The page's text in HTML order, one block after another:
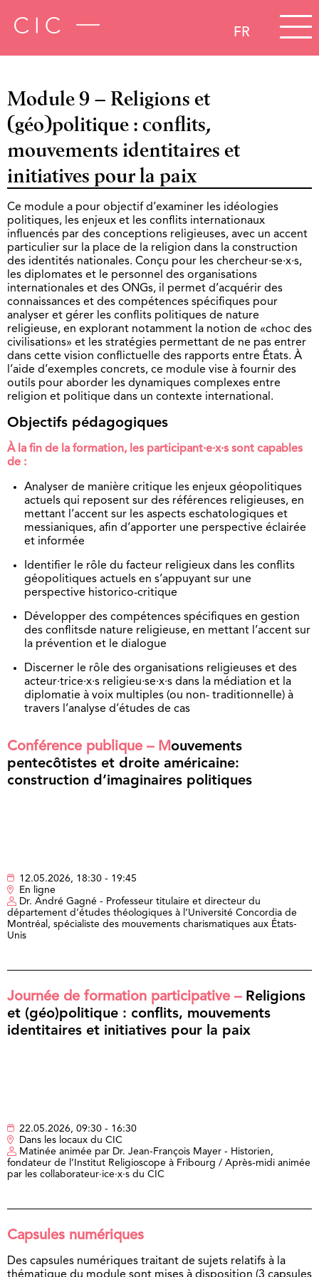
FR
Module 9 – Religions et
(géo)politique : conflits,
mouvements identitaires et
initiatives pour la paix
Ce module a pour objectif d’examiner les idéologies
politiques, les enjeux et les conflits internationaux
influencés par des conceptions religieuses, avec un accent
particulier sur la place de la religion dans la construction
des identités nationales. Conçu pour les chercheur·se·x·s,
les diplomates et le personnel des organisations
internationales et des ONGs, il permet d’acquérir des
connaissances et des compétences spécifiques pour
analyser et gérer les conflits politiques de nature
religieuse, en explorant notamment la notion de «choc des
civilisations» et les stratégies permettant de ne pas entrer
dans cette vision conflictuelle des rapports entre États. À
l’aide d’exemples concrets, ce module vise à fournir des
outils pour aborder les dynamiques complexes entre
religion et politique dans un contexte international.
Objectifs pédagogiques
À la fin de la formation, les participant·e·x·s sont capables
de :
Analyser de manière critique les enjeux géopolitiques
actuels qui reposent sur des références religieuses, en
mettant l’accent sur les aspects eschatologiques et
messianiques, afin d’apporter une perspective éclairée
et informée
Identifier le rôle du facteur religieux dans les conflits
géopolitiques actuels en s’appuyant sur une
perspective historico-critique
Développer des compétences spécifiques en gestion
des conflitsde nature religieuse, en mettant l’accent sur
la prévention et le dialogue
Discerner le rôle des organisations religieuses et des
acteur·trice·x·s religieu·se·x·s dans la médiation et la
diplomatie à voix multiples (ou non- traditionnelle) à
travers l’analyse d’études de cas
Conférence publique – Mouvements
pentecôtistes et droite américaine:
construction d’imaginaires politiques
12.05.2026, 18:30 - 19:45
En ligne
Dr. André Gagné - Professeur titulaire et directeur du
département d’études théologiques à l’Université Concordia de
Montréal, spécialiste des mouvements charismatiques aux États-
Unis
Journée de formation participative – Religions
et (géo)politique : conflits, mouvements
identitaires et initiatives pour la paix
22.05.2026, 09:30 - 16:30
Dans les locaux du CIC
Matinée animée par Dr. Jean-François Mayer - Historien,
fondateur de l’Institut Religioscope à Fribourg / Après-midi animée
par les collaborateur·ice·x·s du CIC
Capsules numériques
Des capsules numériques traitant de sujets relatifs à la